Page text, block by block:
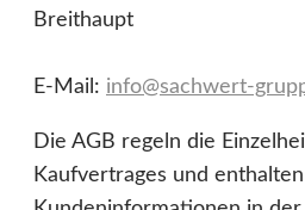
Breithaupt
E-Mail: info@sachwert-
Die AGB regeln die
Kaufvertrages und